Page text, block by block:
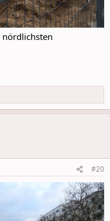
nördlichsten
#20